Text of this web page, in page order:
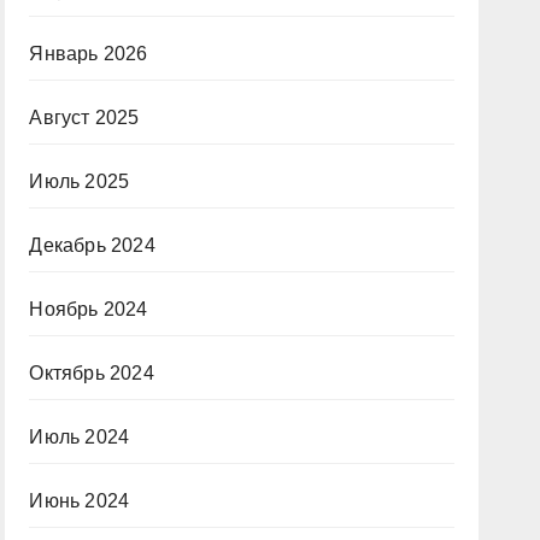
Январь 2026
Август 2025
Июль 2025
Декабрь 2024
Ноябрь 2024
Октябрь 2024
Июль 2024
Июнь 2024